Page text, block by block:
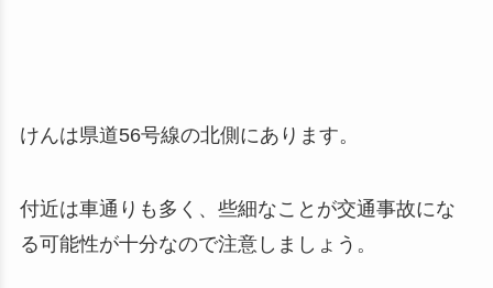
けんは県道56号線の北側にあります。
付近は車通りも多く、些細なことが交通事故にな
る可能性が十分なので注意しましょう。